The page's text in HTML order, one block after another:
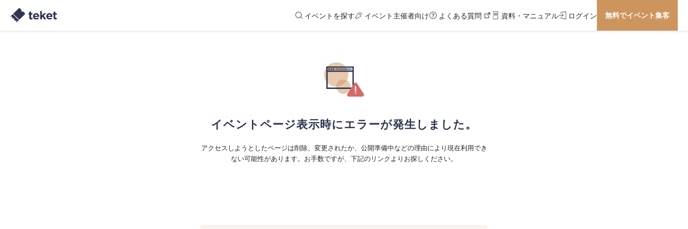
イベントを探す イベント主催者向け よくある質問 資料・マニュアル ログイン 無料でイベント集客
イベントページ表示時にエラーが発生しました。
アクセスしようとしたページは削除、変更されたか、公開準備中などの理由により現在利用でき
ない可能性があります。お手数ですが、下記のリンクよりお探しください。